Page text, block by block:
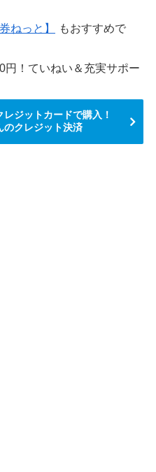
ねっと】
もおすすめで
円！ていねい＆充実サポー
レジットカードで購入！
のクレジット決済